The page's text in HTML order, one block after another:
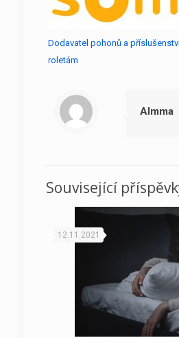
Dodavatel pohonů a
roletám
Almma
Související
12.11.2021